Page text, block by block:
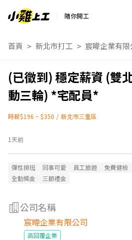
隨你開工
首頁 新北市打工 宸暐企業有限
穩定薪資 (雙
動三輪) *宅配員*
時薪$196 ~ $350 / 新北市三重區
1天前
彈性排班 同事可愛 員工旅遊 免費健檢
全勤獎金
三節禮金
公司名稱
宸暐企業有限公司
高回覆企業